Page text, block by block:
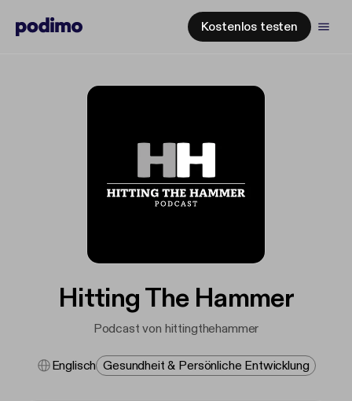
Kostenlos testen
Hitting The Hammer
Podcast von hittingthehammer
Englisch Gesundheit & Persönliche Entwicklung